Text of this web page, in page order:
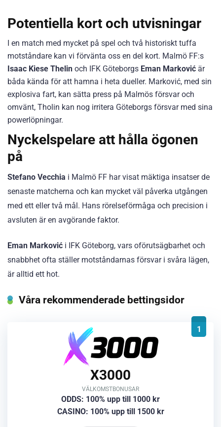
Potentiella kort och utvisningar
I en match med mycket på spel och två historiskt tuffa
motståndare kan vi förvänta oss en del kort. Malmö FF:s
Isaac Kiese Thelin och IFK Göteborgs Eman Marković är
båda kända för att hamna i heta dueller. Marković, med sin
explosiva fart, kan sätta press på Malmös försvar och
omvänt, Tholin kan nog irritera Göteborgs försvar med sina
powerlöpningar.
Nyckelspelare att hålla ögonen
på
Stefano Vecchia i Malmö FF har visat mäktiga insatser de
senaste matcherna och kan mycket väl påverka utgången
med ett eller två mål. Hans rörelseförmåga och precision i
avsluten är en avgörande faktor.
Eman Marković i IFK Göteborg, vars oförutsägbarhet och
snabbhet ofta ställer motståndarnas försvar i svåra lägen,
är alltid ett hot.
Våra rekommenderade bettingsidor
1
X3000
VÄLKOMSTBONUSAR
ODDS: 100% upp till 1000 kr
CASINO: 100% upp till 1500 kr